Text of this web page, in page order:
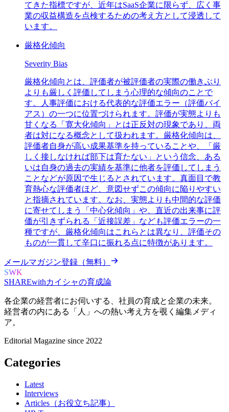
てきた指標ですが、近年はSaaS企業に限らず、広く事
業の収益構造を点検するための考え方として浸透して
います。
厳格化傾向
Severity Bias
厳格化傾向とは、評価者が被評価者の実際の働きぶり
よりも厳しく評価してしまう心理的な傾向のことで
す。人事評価における代表的な評価エラー（評価バイ
アス）の一つに位置づけられます。評価が実態よりも
甘くなる「寛大化傾向」とは正反対の現象であり、両
者は対になる概念として扱われます。厳格化傾向は、
評価者自身が高い成果基準を持っていることや、「厳
しく接しなければ部下は育たない」という信念、ある
いは自身の過去の実績を基準に他者を評価してしまう
ことなどが原因で生じるとされています。真面目で教
育熱心な評価者ほど、意図せずこの傾向に陥りやすい
と指摘されています。なお、実態よりも中間的な評価
に寄せてしまう「中心化傾向」や、直近の出来事に評
価が引きずられる「近接誤差」なども評価エラーの一
種ですが、厳格化傾向はこれらとは異なり、評価その
ものが一貫して辛口に振れる点に特徴があります。
メールマガジン登録（無料）
SWK
SHAREwithカイシャの育成論
各企業の経営者にお伺いする、 社員の育成と企業の未来。
経営者の内にある
「人」への熱い考え方を覗く 編集メディ
ア。
Editorial Magazine since 2022
Categories
Latest
Interviews
Articles（お役立ち記事）